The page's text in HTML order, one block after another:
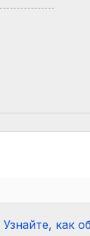
Узнайте, как